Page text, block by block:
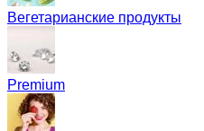
Вегетарианские продукты
Premium